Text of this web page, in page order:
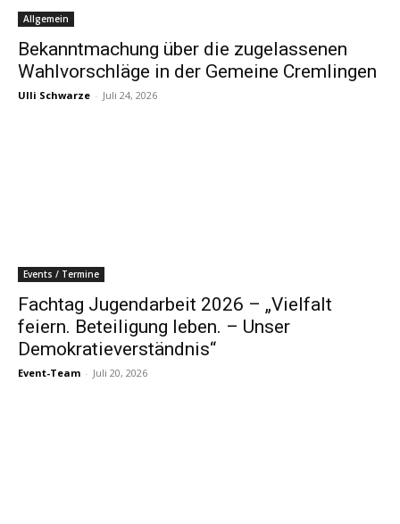
Allgemein
Bekanntmachung über die zugelassenen
Wahlvorschläge in der Gemeine Cremlingen
Ulli Schwarze - Juli 24, 2026
Events / Termine
Fachtag Jugendarbeit 2026 – „Vielfalt
feiern. Beteiligung leben. – Unser
Demokratieverständnis“
Event-Team - Juli 20, 2026